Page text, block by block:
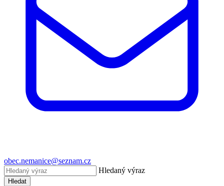
obec.nemanice@seznam.cz
Hledaný výraz
Hledat